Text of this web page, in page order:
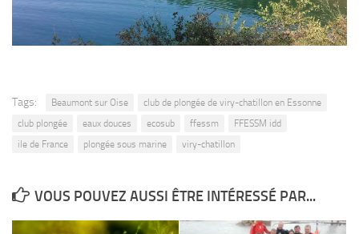
Tags: Beaumont sur Oise
club de plongée de viry-chatillon en Essonne
club plongée
eaux douces ecosub ffessm
FFESSM idd
ile de France
plongée sous marine viry-chatillon
VOUS POUVEZ AUSSI ÊTRE INTÉRESSÉ PAR...